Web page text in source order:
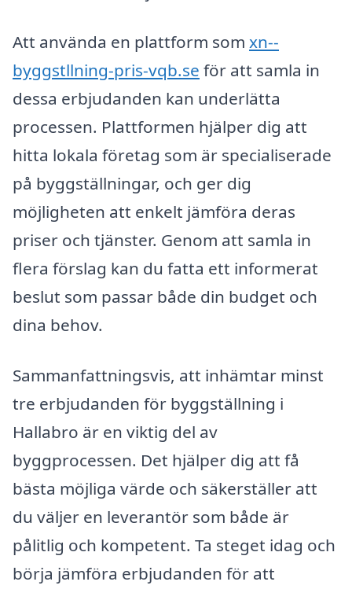
Att använda en plattform som xn--
byggstllning-pris-vqb.se för att samla in
dessa erbjudanden kan underlätta
processen. Plattformen hjälper dig att
hitta lokala företag som är specialiserade
på byggställningar, och ger dig
möjligheten att enkelt jämföra deras
priser och tjänster. Genom att samla in
flera förslag kan du fatta ett informerat
beslut som passar både din budget och
dina behov.
Sammanfattningsvis, att inhämtar minst
tre erbjudanden för byggställning i
Hallabro är en viktig del av
byggprocessen. Det hjälper dig att få
bästa möjliga värde och säkerställer att
du väljer en leverantör som både är
pålitlig och kompetent. Ta steget idag och
börja jämföra erbjudanden för att